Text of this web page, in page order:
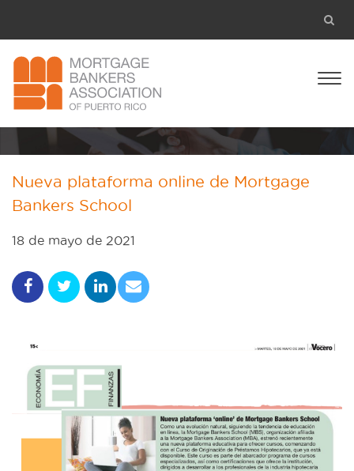
Nueva plataforma online de Mortgage
Bankers School
18 de mayo de 2021